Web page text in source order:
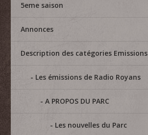
5eme saison
Annonces
Description des catégories Emissions
Les émissions de Radio Royans
A PROPOS DU PARC
Les nouvelles du Parc